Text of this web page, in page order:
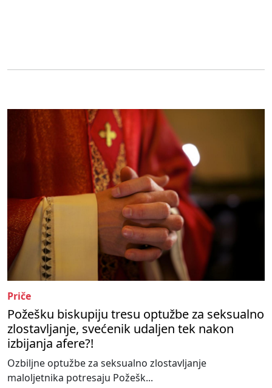
Priče
Požešku biskupiju tresu optužbe za seksualno
zlostavljanje, svećenik udaljen tek nakon
izbijanja afere?!
Ozbiljne optužbe za seksualno zlostavljanje
maloljetnika potresaju Požešk...